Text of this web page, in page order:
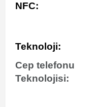
NFC:
Teknoloji:
Cep telefonu
Teknolojisi: